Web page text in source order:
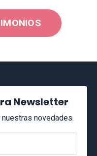
Newsletter
novedades.